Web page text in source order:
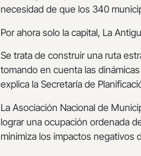
necesidad de que los 340
Por ahora solo la capital, La
Se trata de construir una ruta
tomando en cuenta las
explica la Secretaría de
La Asociación Nacional de
lograr una ocupación ordenada
minimiza los impactos negativos